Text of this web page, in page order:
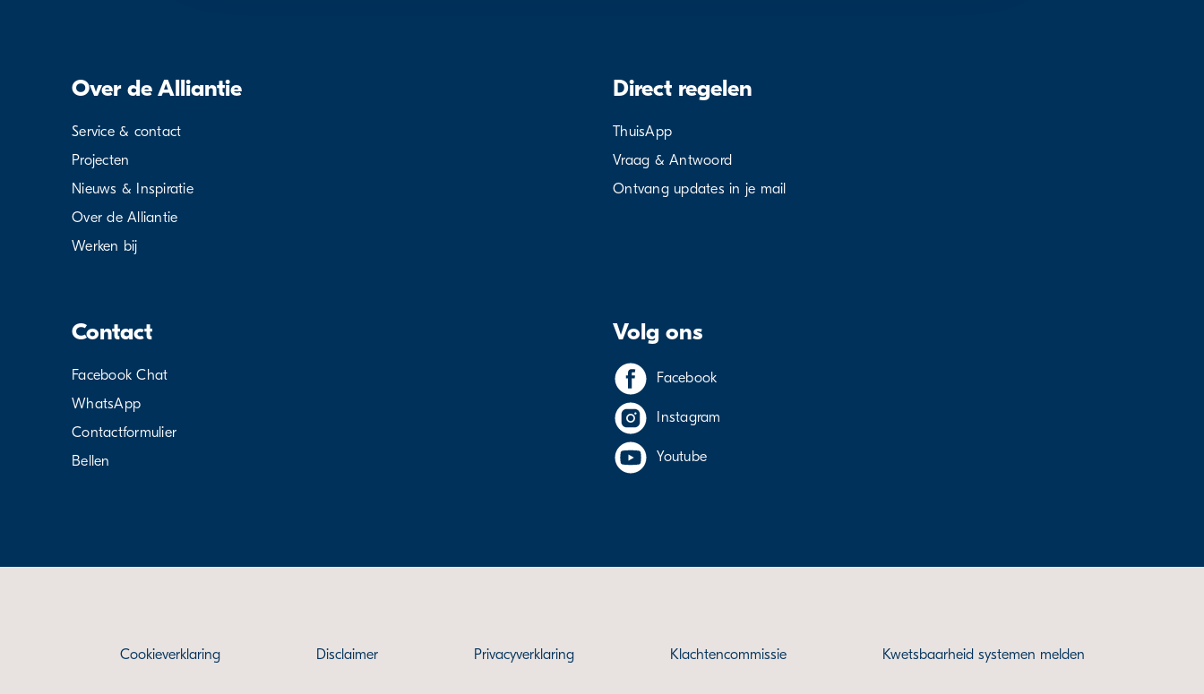
Over de Alliantie
Service & contact
Projecten
Nieuws & Inspiratie
Over de Alliantie
Werken bij
Direct regelen
ThuisApp
Vraag & Antwoord
Ontvang updates in je mail
Contact
Facebook Chat
WhatsApp
Contactformulier
Bellen
Volg ons
Facebook
Instagram
Youtube
Cookieverklaring Disclaimer Privacyverklaring Klachtencommissie Kwetsbaarheid systemen melden